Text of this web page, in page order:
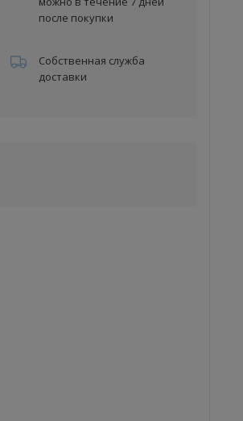
после покупки
Собственная служба
доставки